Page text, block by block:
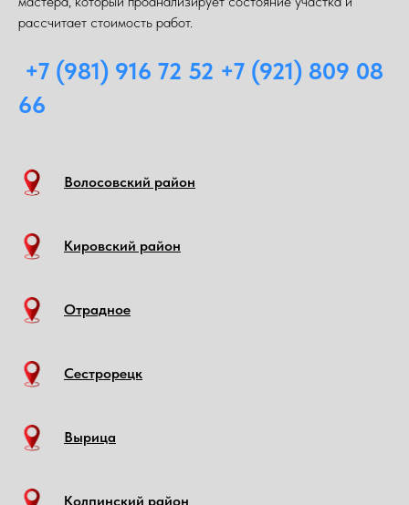
рассчитает стоимость работ.
+7 (981) 916 72 52 +7 (921) 809 08
66
Волосовский район
Кировский район
Отрадное
Сестрорецк
Вырица
Колпинский район